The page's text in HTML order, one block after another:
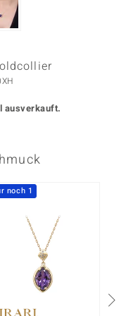
ausverkauft.
noch 1